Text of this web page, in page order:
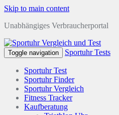
Skip to main content
Unabhängiges Verbraucherportal
Toggle navigation Sportuhr Tests
Sportuhr Test
Sportuhr Finder
Sportuhr Vergleich
Fitness Tracker
Kaufberatung